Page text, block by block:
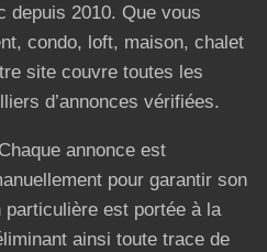
depuis 2010. Que vous
condo, loft, maison, chalet
site couvre toutes les
d’annonces vérifiées.
annonce est
pour garantir son
est portée à la
ainsi toute trace de